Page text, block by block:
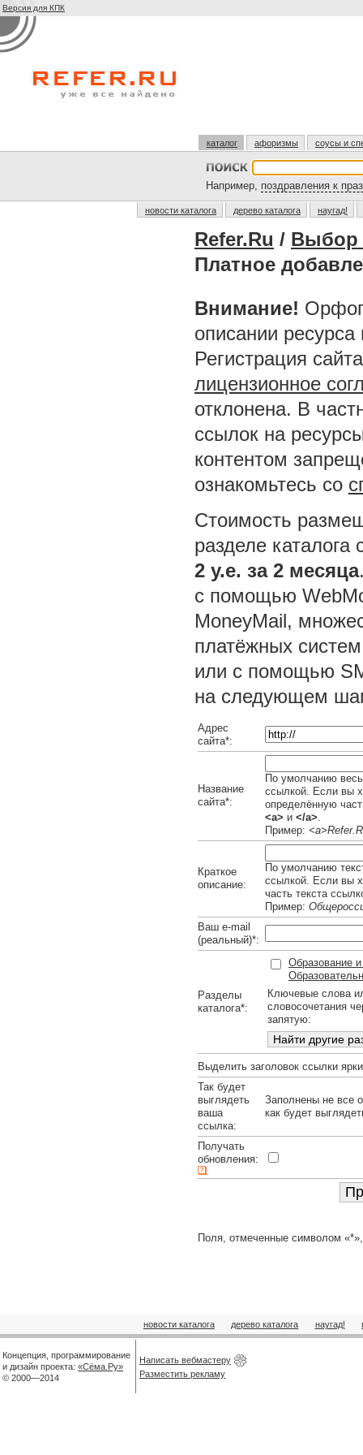
Версия для КПК
каталог афоризмы соусы и
Например, поздравления к
новости каталога дерево каталога наугад!
Refer.Ru / Выбор
Платное
Внимание!
описании
Регистрация
лицензионное
отклонена. В
ссылок на
контентом
ознакомьтесь со
Стоимость
разделе каталога
2 у.е. за 2 месяца
с помощью
MoneyMail,
платёжных
или с помощью
на следующем
Адрес
сайта*:
Название
сайта*:
По умолчанию
ссылкой. Если вы
определённую
<a> и </a>.
Пример:
Краткое
описание:
По умолчанию
ссылкой. Если вы
часть текста
Пример:
Ваш e-mail
(реальный)*:
Разделы
каталога*:
Образование
Ключевые слова
словосочетания
запятую:
Выделить заголовок ссылки
Так будет
выглядеть
ваша
ссылка:
Заполнены не все
как будет
Получать
обновления:
Поля, отмеченные символом
новости каталога дерево каталога наугад!
Концепция, программирование
и дизайн проекта: «Сёма.Ру»
© 2000—2014
Написать вебмастеру
Разместить рекламу